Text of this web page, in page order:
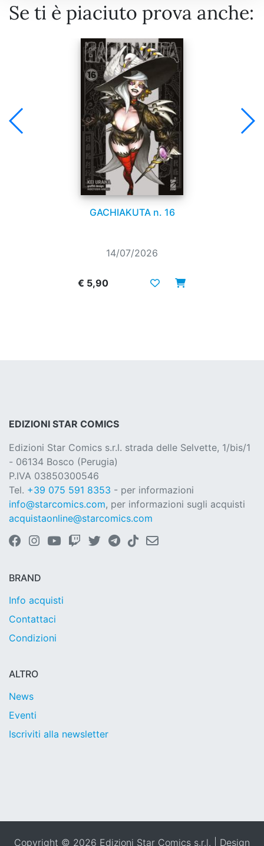
Se ti è piaciuto prova anche:
GACHIAKUTA n. 16
14/07/2026
€ 5,90
EDIZIONI STAR COMICS
Edizioni Star Comics s.r.l. strada delle Selvette, 1/bis/1
- 06134 Bosco (Perugia)
P.IVA 03850300546
Tel. +39 075 591 8353 - per informazioni
info@starcomics.com, per informazioni sugli acquisti
acquistaonline@starcomics.com
BRAND
Info acquisti
Contattaci
Condizioni
ALTRO
News
Eventi
Iscriviti alla newsletter
Copyright © 2026 Edizioni Star Comics s.r.l. | Design